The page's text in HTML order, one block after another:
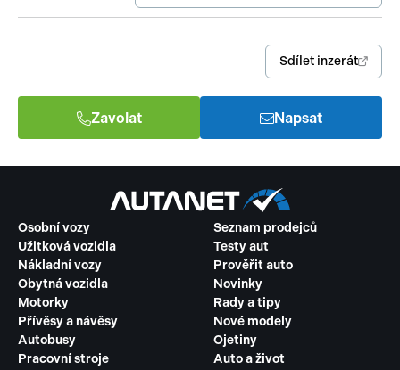
Sdílet inzerát
Zavolat Napsat
Osobní vozy
Užitková vozidla
Nákladní vozy
Obytná vozidla
Motorky
Přívěsy a návěsy
Autobusy
Pracovní stroje
Seznam prodejců
Testy aut
Prověřit auto
Novinky
Rady a tipy
Nové modely
Ojetiny
Auto a život